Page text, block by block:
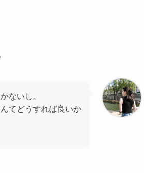
ないし。
てどうすれば良いか